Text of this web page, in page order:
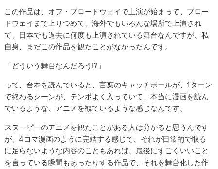
この作品は、オフ・ブロードウェイで上演が始まって、ブロー
ドウェイまで上りつめて、海外でもいろんな場所で上演され
て、日本でも過去に何度も上演されている舞台なんですが、私
自身、まだこの作品を観たことがなかったんです。
「どういう舞台なんだろう!?」
って、台本を読んでいると、言葉のキャッチボールが、1ターン
で終わるシーンが、テンポよく入っていて、本当に漫画を読ん
でいるような、アニメを観ているような感じなんです。
スヌーピーのアニメを観たことがある人は分かると思うんです
が、4コマ漫画のように完結する感じで、それが日常的で取る
に足らないような内容のこともあれば、最後にすごくいいこと
を言っている瞬間もあったりする作品で、それを舞台化した作